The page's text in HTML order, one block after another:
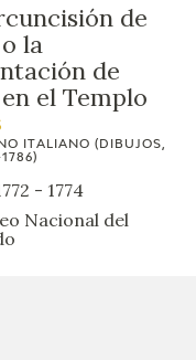
de
la
de
el Templo
ITALIANO (DIBUJOS,
- 1774
Nacional del